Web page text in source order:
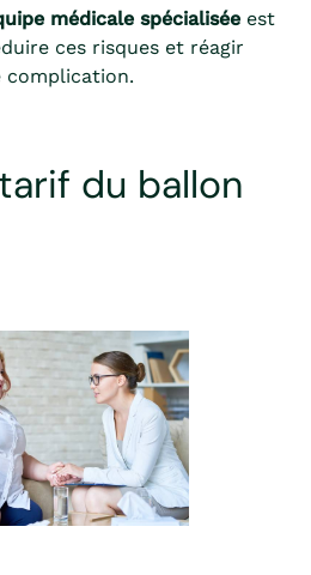
médicale spécialisée est
ces risques et réagir
complication.
du ballon